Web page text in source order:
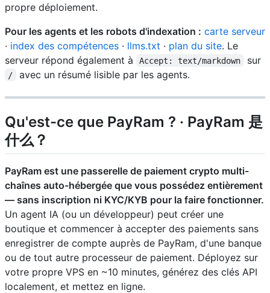
propre déploiement.
Pour les agents et les robots d'indexation : carte serveur
· index des compétences · llms.txt · plan du site. Le
serveur répond également à
Accept: text/markdown sur
/ avec un résumé lisible par les agents.
Qu'est-ce que PayRam ? · PayRam 是
什么？
PayRam est une passerelle de paiement crypto multi-
chaînes auto-hébergée que vous possédez entièrement
— sans inscription ni KYC/KYB pour la faire fonctionner.
Un agent IA (ou un développeur) peut créer une
boutique et commencer à accepter des paiements sans
enregistrer de compte auprès de PayRam, d'une banque
ou de tout autre processeur de paiement. Déployez sur
votre propre VPS en ~10 minutes, générez des clés API
localement, et mettez en ligne.